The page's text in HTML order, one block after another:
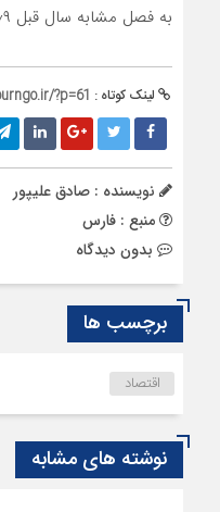
به فصل مشابه سال قبل ۲۴٫۹ درصد افزایش داشته است.
لینک کوتاه : ?p=61
نویسنده : صادق علیپور
منبع : فارس
بدون دیدگاه
برچسب ها
اقتصاد
نوشته های مشابه